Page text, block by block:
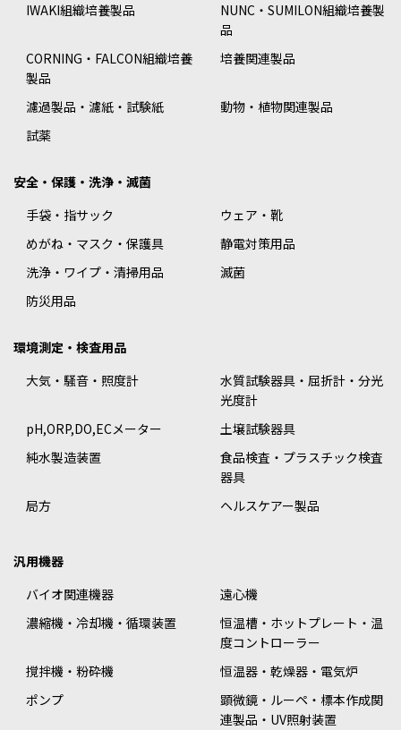
IWAKI組織培養製品
NUNC・SUMILON組織培養製
品
CORNING・FALCON組織培養
製品
培養関連製品
濾過製品・濾紙・試験紙
動物・植物関連製品
試薬
安全・保護・洗浄・滅菌
手袋・指サック
ウェア・靴
めがね・マスク・保護具
静電対策用品
洗浄・ワイプ・清掃用品
滅菌
防災用品
環境測定・検査用品
大気・騒音・照度計
水質試験器具・屈折計・分光
光度計
pH,ORP,DO,ECメーター
土壌試験器具
純水製造装置
食品検査・プラスチック検査
器具
局方
ヘルスケアー製品
汎用機器
バイオ関連機器
遠心機
濃縮機・冷却機・循環装置
恒温槽・ホットプレート・温
度コントローラー
撹拌機・粉砕機
恒温器・乾燥器・電気炉
ポンプ
顕微鏡・ルーペ・標本作成関
連製品・UV照射装置